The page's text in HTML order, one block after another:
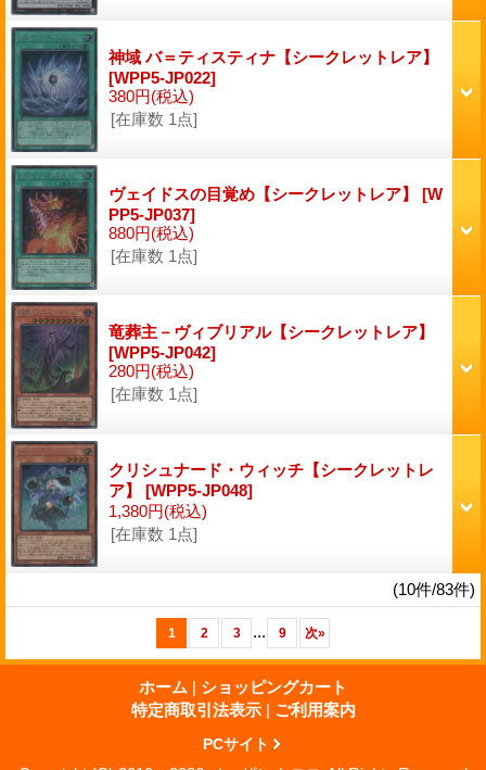
神域 バ＝ティスティナ【シークレットレア】
[WPP5-JP022]
380円(税込)
[在庫数 1点]
ヴェイドスの目覚め【シークレットレア】 [W
PP5-JP037]
880円(税込)
[在庫数 1点]
竜葬主－ヴィブリアル【シークレットレア】
[WPP5-JP042]
280円(税込)
[在庫数 1点]
クリシュナード・ウィッチ【シークレットレ
ア】 [WPP5-JP048]
1,380円(税込)
[在庫数 1点]
(10件/83件)
1 2 3 ... 9 次»
ホーム | ショッピングカート
特定商取引法表示 | ご利用案内
PCサイト